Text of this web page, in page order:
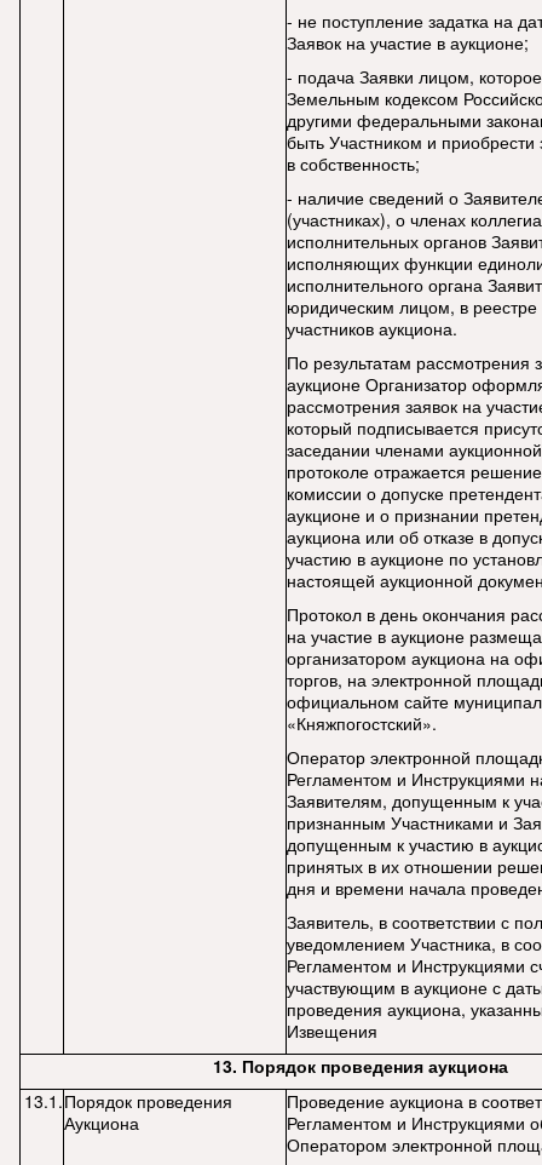
- не поступление задатка на
Заявок на участие в аукционе;
- подача Заявки лицом,
Земельным кодексом
другими федеральными
быть Участником и приобрести
в собственность;
- наличие сведений о
(участниках), о членах
исполнительных органов
исполняющих функции
исполнительного органа
юридическим лицом, в
участников аукциона.
По результатам рассмотрения
аукционе Организатор
рассмотрения заявок на
который подписывается
заседании членами
протоколе отражается
комиссии о допуске
аукционе и о признании
аукциона или об отказе в
участию в аукционе по
настоящей аукционной
Протокол в день окончания
на участие в аукционе
организатором аукциона на
торгов, на электронной
официальном сайте
«Княжпогостский».
Оператор электронной
Регламентом и Инструкциями
Заявителям, допущенным к
признанным Участниками и
допущенным к участию в
принятых в их отношении
дня и времени начала
Заявитель, в соответствии с
уведомлением Участника, в
Регламентом и Инструкциями
участвующим в аукционе с
проведения аукциона,
Извещения
13. Порядок проведения аукциона
13.1.Порядок проведения
Аукциона
Проведение аукциона в
Регламентом и Инструкциями
Оператором электронной